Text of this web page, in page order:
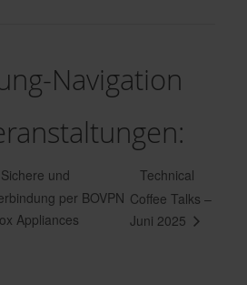
Navigation
und
per BOVPN
Appliances
Technical
Coffee Talks –
Juni 2025